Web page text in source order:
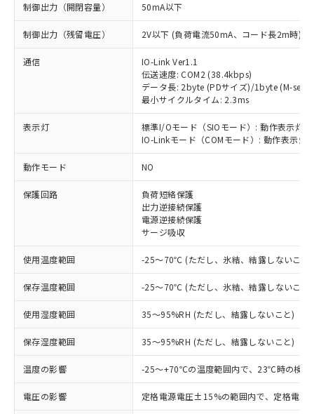
制御出力（開閉容量） 50mA以下
制御出力（残留電圧） 2V以下 (負荷電流50mA、コード長2m時)
通信
IO-Link Ver1.1
伝送速度: COM2 (38.4kbps)
データ長: 2byte (PDサイズ)/1byte (M-
最小サイクルタイム: 2.3ms
表示灯
標準I/Oモード（SIOモード）: 動作表示灯(
IO-Linkモード（COMモード）: 動作表示
動作モード NO
保護回路
負荷短絡保護
出力逆接続保護
電源逆接続保護
サージ吸収
使用温度範囲 -25～70℃ (ただし、氷結、結露しないこと)
保存温度範囲 -25～70℃ (ただし、氷結、結露しないこと)
使用湿度範囲 35～95%RH (ただし、結露しないこと)
保存湿度範囲 35～95%RH (ただし、結露しないこと)
温度の影響 -25～+70℃の温度範囲内で、23℃時の検
電圧の影響 定格電源電圧±15%の範囲内で、定格電
ご利用条件
以下の条件をお読みいただき、同意のうえ
ご利用ください。
本サービスは、当社制御機器事業取扱
商品の当社在庫状況および標準価格
(税抜)を提供させていただくもので
当社制御機器事業取扱商品の中には、
本サービスの対象外となる商品もある
※1 対応状況
対応済み：EU RoHS指令（10物質）の
非含有に対応した製品が提供可能な商品で
対応予定：EU RoHS指令（10物質）の非含
有に対応した製品に切り替える予定のある
対応予定なし：EU RoHS指令（10物質）の
非含有に非対応の商品で、対応品を出す予
定はありません。
調査・確認中：EU RoHS指令（10物質）の
非含有の対応状況を調査中または確認中の
非該当品：ライセンス料など無形物で、有
害物質有無と関係のない商品です。
仕入先様の事情により、非含有部品として
※1 中国RoHS○×表
「○」：最大均質材料含有率が中国RoHSの
基準値以下であることを示します。
「×」：最大均質材料含有率が中国RoHSの